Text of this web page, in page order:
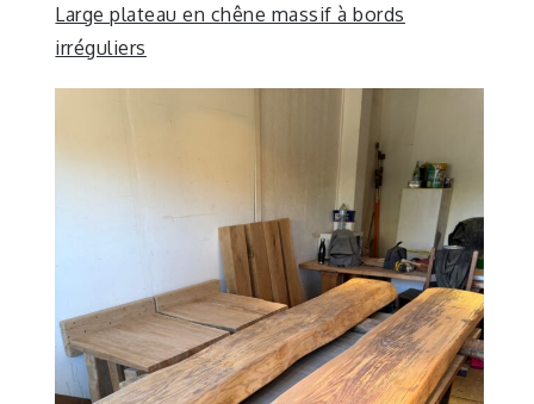
Large plateau en chêne massif à bords
irréguliers